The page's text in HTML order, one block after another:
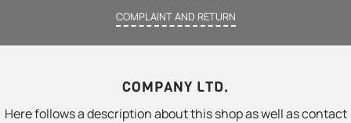
COMPLAINT AND RETURN
COMPANY LTD.
Here follows a description about this shop as well as contact